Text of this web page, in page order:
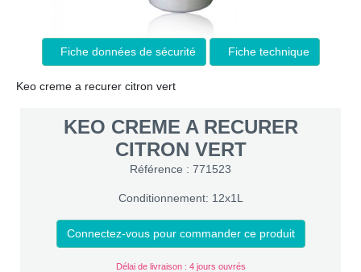
Fiche données de sécurité Fiche technique
Keo creme a recurer citron vert
KEO CREME A RECURER
CITRON VERT
Référence : 771523
Conditionnement: 12x1L
Connectez-vous pour commander ce produit
Délai de livraison : 4 jours ouvrés